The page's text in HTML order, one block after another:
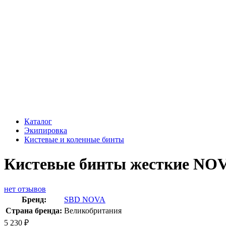
Каталог
Экипировка
Кистевые и коленные бинты
Кистевые бинты жесткие
нет отзывов
Бренд:
SBD NOVA
Страна бренда: Великобритания
5 230 ₽